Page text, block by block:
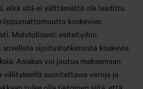
eikä sitä ei välttämättä ole laadittu
koskevien
Mahdollisesti esiteltyihin
sijoitustutkimusta koskevia
Asiakas voi joutua maksamaan
suoritettavia veroja ja